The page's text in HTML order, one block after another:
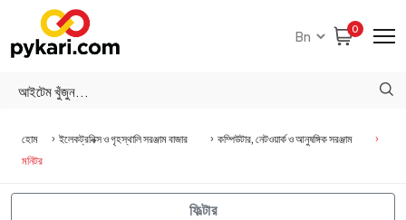
0
হোম ইলেকট্রনিক্স ও গৃহস্থালি সরঞ্জাম বাজার
কম্পিউটার, নেটওয়ার্ক ও আনুষঙ্গিক সরঞ্জাম
মনিটর
ফিল্টার